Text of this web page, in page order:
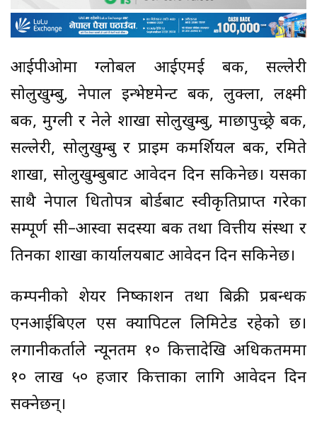
आईपीओमा ग्लोबल आईएमई बैंक, सल्लेरी
सोलुखुम्बु, नेपाल इन्भेष्टमेन्ट बैंक, लुक्ला, लक्ष्मी
बैंक, मुग्ली र नेले शाखा सोलुखुम्बु, माछापुच्छ्रे बैंक,
सल्लेरी, सोलुखुम्बु र प्राइम कमर्शियल बैंक, रमिते
शाखा, सोलुखुम्बुबाट आवेदन दिन सकिनेछ। यसका
साथै नेपाल धितोपत्र बोर्डबाट स्वीकृतिप्राप्त गरेका
सम्पूर्ण सी–आस्वा सदस्या बैंक तथा वित्तीय संस्था र
तिनका शाखा कार्यालयबाट आवेदन दिन सकिनेछ।
कम्पनीको शेयर निष्काशन तथा बिक्री प्रबन्धक
एनआईबिएल एस क्यापिटल लिमिटेड रहेको छ।
लगानीकर्ताले न्यूनतम १० कित्तादेखि अधिकतममा
१० लाख ५० हजार कित्ताका लागि आवेदन दिन
सक्नेछन्।